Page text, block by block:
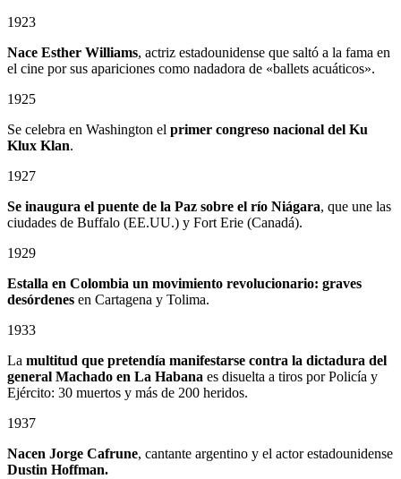
1923
Nace Esther Williams, actriz estadounidense que saltó a la fama en
el cine por sus apariciones como nadadora de «ballets acuáticos».
1925
Se celebra en Washington el primer congreso nacional del Ku
Klux Klan.
1927
Se inaugura el puente de la Paz sobre el río Niágara, que une las
ciudades de Buffalo (EE.UU.) y Fort Erie (Canadá).
1929
Estalla en Colombia un movimiento revolucionario: graves
desórdenes en Cartagena y Tolima.
1933
La multitud que pretendía manifestarse contra la dictadura del
general Machado en La Habana es disuelta a tiros por Policía y
Ejército: 30 muertos y más de 200 heridos.
1937
Nacen Jorge Cafrune, cantante argentino y el actor estadounidense
Dustin Hoffman.